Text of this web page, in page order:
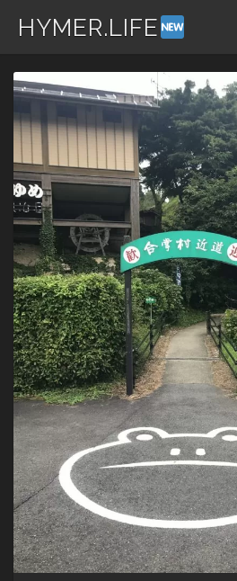
HYMER.LIFE
コ
ン
テ
ン
ツ
へ
ス
キ
ッ
プ